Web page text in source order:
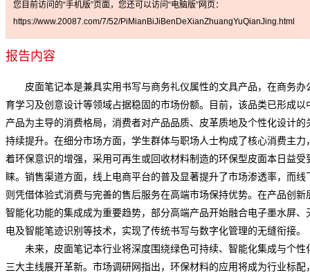
您目前访问的“手机版”页面，您还可以访问“电脑版”网页：
https://www.20087.com/7/52/PiMianBiJiBenDeXianZhuangYuQianJing.html
报告内容
皮面笔记本是兼具实用书写与商务礼仪属性的文具产品，在商务办
育学习及创意设计等领域占据稳固的市场份额。目前，该品类已形成以
产品为主导的消费格局，消费者对产品品质、皮革质地及个性化设计的
持续提升。在细分市场方面，学生群体与职场人士构成了核心消费主力
着环保意识的增强，采用可再生或回收材料制造的环保型皮面本日益受
睐。销售渠道方面，线上电商平台的普及显著提升了市场渗透率，而线
则凭借体验式消费与完善的售后服务在高端市场保持优势。在产品创新
智能化功能的集成成为重要趋势，部分高端产品开始融合电子墨水屏、
电及智能笔迹识别等技术，实现了传统书写与数字化管理的无缝衔接。
未来，皮面笔记本行业将深度围绕绿色可持续、智能化集成与个性
三大主线展开革新。 市场调研网指出，环保材料的应用将成为行业标配